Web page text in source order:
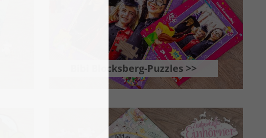
Bibi Blocksberg-Puzzles >>